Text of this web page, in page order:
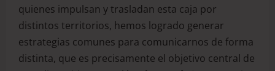
quienes impulsan y trasladan esta caja por
distintos territorios, hemos logrado generar
estrategias comunes para comunicarnos de forma
distinta, que es precisamente el objetivo central de